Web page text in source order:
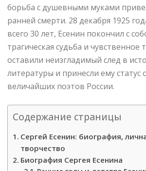
борьба с душевными муками
ранней смерти. 28 декабря 1925
всего 30 лет, Есенин покончил с
трагическая судьба и чувственное
оставили неизгладимый след в
литературы и принесли ему статус
величайших поэтов России.
Содержание страницы
Сергей Есенин: биография,
творчество
Биография Сергея Есенина